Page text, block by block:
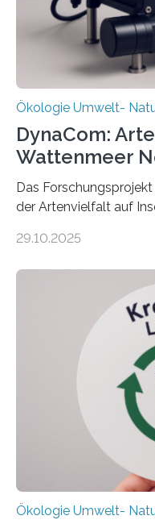
Ökologie Umwelt-
DynaCom:
Wattenmeer
Das
der Artenvielfalt auf
Beobachtungen im
Oldenburg befassen
Ökosystem gedeiht –
verlässlich
„DynaCom“: Die
(DFG) fördert das
Forschungsprojekt an
zwei weitere Jahre mit
freuen uns sehr über…
29.10.2025
Ökologie Umwelt-